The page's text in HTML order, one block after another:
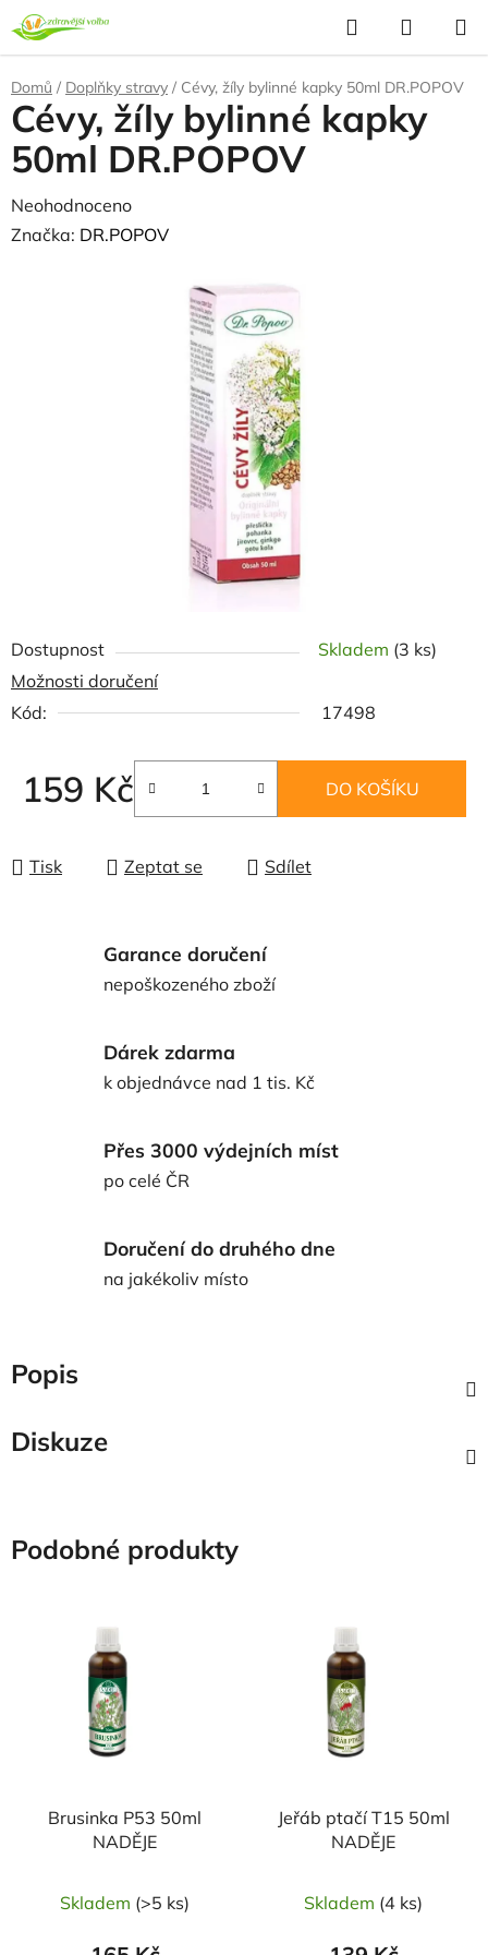
Přejít
na
obsah
Hledat
KOŠÍK
Domů / Doplňky stravy / Cévy, žíly bylinné kapky 50ml DR.POPOV
Dostupnost Skladem (3 ks)
Možnosti doručení
Kód:
17498
159 Kč DO KOŠÍKU
Tisk Zeptat se Sdílet
Cévy, žíly bylinné kapky
50ml DR.POPOV
Průměrné
hodnocení
Neohodnoceno
Značka: DR.POPOV
Garance doručení
nepoškozeného zboží
Dárek zdarma
k objednávce nad 1 tis. Kč
Přes 3000 výdejních míst
po celé ČR
Doručení do druhého dne
na jakékoliv místo
Popis
Diskuze
Podobné produkty
Brusinka P53 50ml
NADĚJE
Skladem (>5 ks)
Jeřáb ptačí T15 50ml
NADĚJE
Skladem (4 ks)